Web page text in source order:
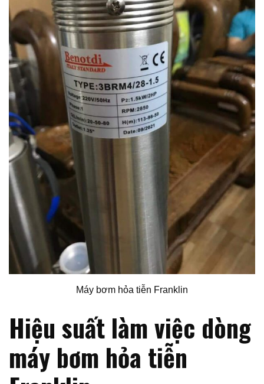
Máy bơm hỏa tiễn Franklin
Hiệu suất làm việc dòng
máy bơm hỏa tiễn